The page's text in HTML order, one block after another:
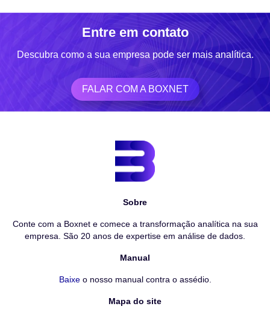
Entre em contato
Descubra como a sua empresa pode ser mais analítica.
FALAR COM A BOXNET
Sobre
Conte com a Boxnet e comece a transformação analítica na sua
empresa. São 20 anos de expertise em análise de dados.
Manual
Baixeo nosso manual contra o assédio.
Mapa do site